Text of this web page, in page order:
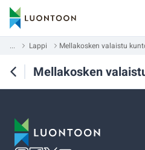
... Lappi Mellakosken valaistu
Mellakosken